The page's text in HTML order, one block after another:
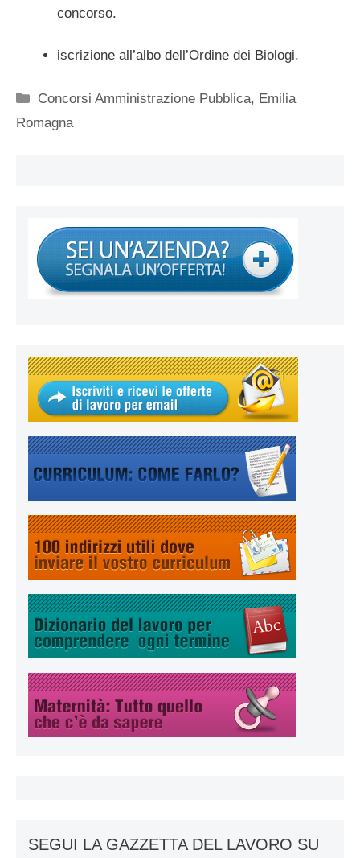
concorso.
iscrizione all’albo dell’Ordine dei Biologi.
Categorie
Concorsi Amministrazione Pubblica, Emilia
Romagna
SEGUI LA GAZZETTA DEL LAVORO SU